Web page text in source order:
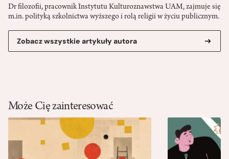
Dr filozofii, pracownik Instytutu Kulturoznawstwa UAM, zajmuje się
m.in. polityką szkolnictwa wyższego i rolą religii w życiu publicznym.
Zobacz wszystkie artykuły autora
Może Cię zainteresować